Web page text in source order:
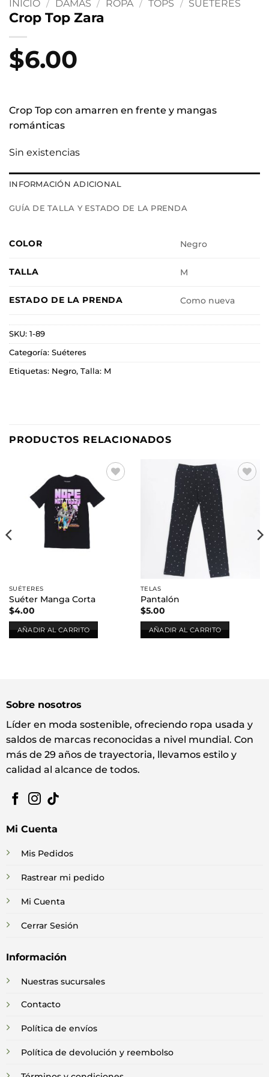
INICIO / DAMAS / ROPA / TOPS / SUÉTERES
Crop Top Zara
$6.00
Crop Top con amarren en frente y mangas
románticas
Sin existencias
INFORMACIÓN ADICIONAL
GUÍA DE TALLA Y ESTADO DE LA PRENDA
COLOR Negro
TALLA M
ESTADO DE LA PRENDA Como nueva
SKU: 1-89
Categoría: Suéteres
Etiquetas: Negro, Talla: M
PRODUCTOS RELACIONADOS
Añadir
a la
lista de
SUÉTERES
Suéter Manga Corta
$4.00
AÑADIR AL CARRITO
TELAS
Pantalón
$5.00
AÑADIR AL CARRITO
Sobre nosotros
Líder en moda sostenible, ofreciendo ropa usada y
saldos de marcas reconocidas a nivel mundial. Con
más de 29 años de trayectoria, llevamos estilo y
calidad al alcance de todos.
Mi Cuenta
Mis Pedidos
Rastrear mi pedido
Mi Cuenta
Cerrar Sesión
Información
Nuestras sucursales
Contacto
Política de envíos
Política de devolución y reembolso